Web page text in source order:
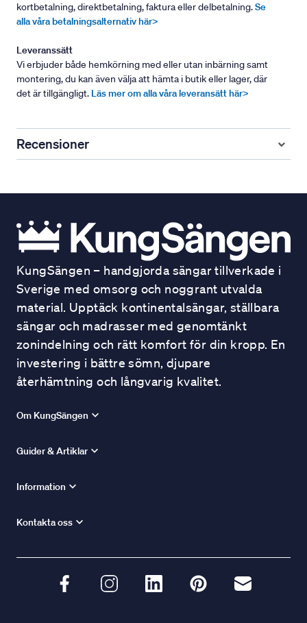
kortbetalning, direktbetalning, faktura eller delbetalning.Se
alla våra betalningsalternativ här>
Leveranssätt
Vi erbjuder både hemkörning med eller utan inbärning samt
montering, du kan även välja att hämta i butik eller lager, där
det är tillgängligt. Läs mer om alla våra leveransätt här>
Recensioner
KungSängen – handgjorda sängar tillverkade i
Sverige med omsorg och noggrant utvalda
material. Upptäck kontinentalsängar, ställbara
sängar och madrasser med genomtänkt
zonindelning och rätt komfort för din kropp. En
investering i bättre sömn, djupare
återhämtning och långvarig kvalitet.
Om KungSängen
Guider & Artiklar
Information
Kontakta oss